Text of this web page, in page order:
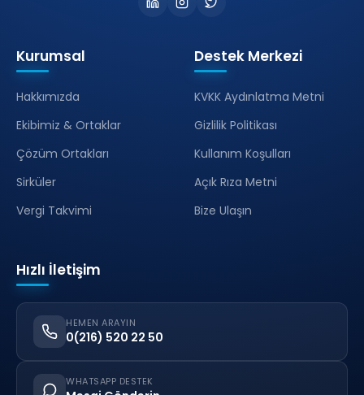
Kurumsal
Hakkımızda
Ekibimiz & Ortaklar
Çözüm Ortakları
Sirküler
Vergi Takvimi
Destek Merkezi
KVKK Aydınlatma Metni
Gizlilik Politikası
Kullanım Koşulları
Açık Rıza Metni
Bize Ulaşın
Hızlı İletişim
HEMEN ARAYIN
0(216) 520 22 50
WHATSAPP DESTEK